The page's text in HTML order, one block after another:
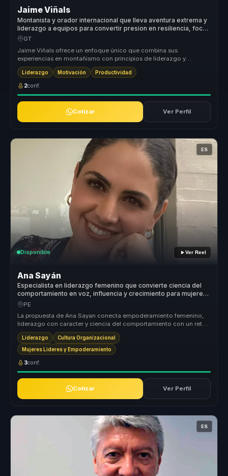
Jaime Viñals
Montanista y orador internacional que lleva aventura extrema y
liderazgo a equipos para convertir presion en resiliencia, foco
y rendimiento.
GT
Jaime Viñals ofrece un enfoque único que combina sus
experiencias en montañismo con principios de liderazgo y
resiliencia. Su metodología...
Liderazgo Motivación Productividad
2conf.
Cotizar Ver Perfil
ES
Disponible Ver Reel
Ana Sayán
Especialista en liderazgo femenino que convierte ciencia del
comportamiento en voz, influencia y crecimiento para mujeres
líderes y equipos.
PE
La propuesta de Ana Sayan conecta empoderamiento femenino,
liderazgo con caracter y ciencia del comportamiento con un reto
concreto para ...
Liderazgo Cultura Organizacional
Mujeres Líderes y Empoderamiento
3conf.
Cotizar Ver Perfil
ES